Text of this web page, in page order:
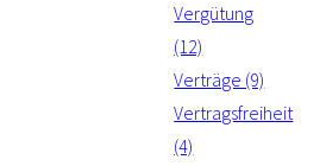
Vergütung
(12)
Verträge (9)
Vertragsfreiheit
(4)